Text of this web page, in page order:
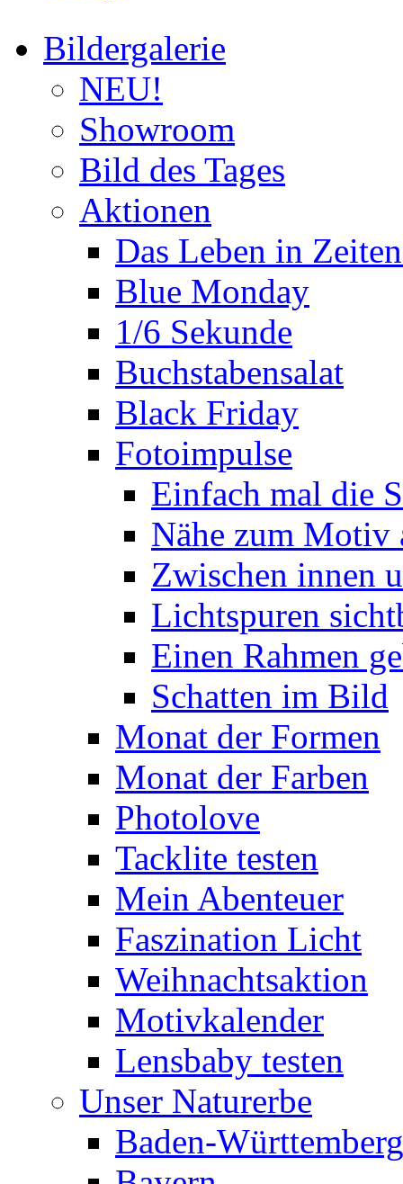
Bildergalerie
NEU!
Showroom
Bild des Tages
Aktionen
Das Leben in
Blue Monday
1/6 Sekunde
Buchstabensalat
Black Friday
Fotoimpulse
Einfach mal die
Nähe zum Motiv
Zwischen innen
Lichtspuren
Einen Rahmen
Schatten im Bild
Monat der Formen
Monat der Farben
Photolove
Tacklite testen
Mein Abenteuer
Faszination Licht
Weihnachtsaktion
Motivkalender
Lensbaby testen
Unser Naturerbe
Baden-Württemberg